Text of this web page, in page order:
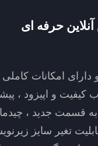
ای
کاملی میباشد :
، پیشنهاد
، چیدمان درست
سایز زیرنویس، انتقال